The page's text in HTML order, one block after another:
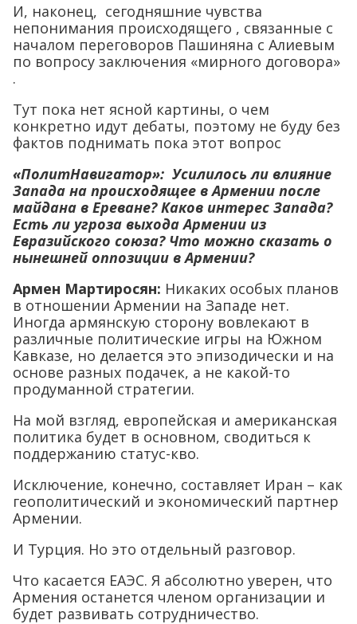
И, наконец, сегодняшние чувства
непонимания происходящего , связанные с
началом переговоров Пашиняна с Алиевым
по вопросу заключения «мирного договора»
.
Тут пока нет ясной картины, о чем
конкретно идут дебаты, поэтому не буду без
фактов поднимать пока этот вопрос
«ПолитНавигатор»: Усилилось ли влияние
Запада на происходящее в Армении после
майдана в Ереване? Каков интерес Запада?
Есть ли угроза выхода Армении из
Евразийского союза? Что можно сказать о
нынешней оппозиции в Армении?
Армен Мартиросян: Никаких особых планов
в отношении Армении на Западе нет.
Иногда армянскую сторону вовлекают в
различные политические игры на Южном
Кавказе, но делается это эпизодически и на
основе разных подачек, а не какой-то
продуманной стратегии.
На мой взгляд, европейская и американская
политика будет в основном, сводиться к
поддержанию статус-кво.
Исключение, конечно, составляет Иран – как
геополитический и экономический партнер
Армении.
И Турция. Но это отдельный разговор.
Что касается ЕАЭС. Я абсолютно уверен, что
Армения останется членом организации и
будет развивать сотрудничество.